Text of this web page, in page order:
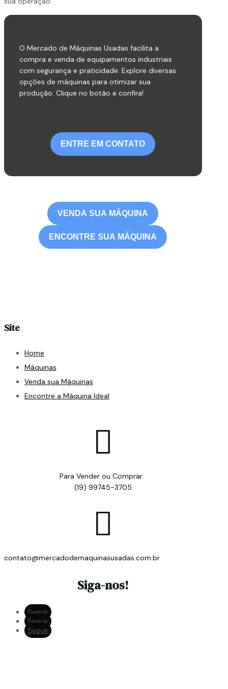
O Mercado de Máquinas Usadas facilita a
compra e venda de equipamentos industriais
com segurança e praticidade. Explore diversas
opções de máquinas para otimizar sua
produção. Clique no botão e confira!
ENTRE EM CONTATO
VENDA SUA MÁQUINA
ENCONTRE SUA MÁQUINA
Site
Home
Máquinas
Venda sua Máquinas
Encontre a Máquina Ideal

Para Vender ou Comprar:
(19) 99745-3705

contato@mercadodemaquinasusadas.com.br
Siga-nos!
Seguir
Seguir
Seguir